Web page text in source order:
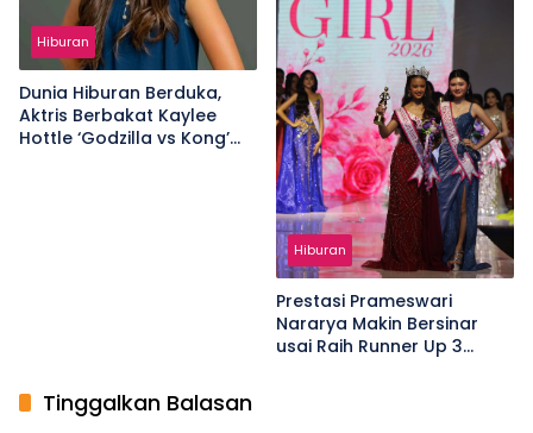
Hiburan
Dunia Hiburan Berduka,
Aktris Berbakat Kaylee
Hottle ‘Godzilla vs Kong’
Hiburan
Prestasi Prameswari
Nararya Makin Bersinar
usai Raih Runner Up 3
Tinggalkan Balasan